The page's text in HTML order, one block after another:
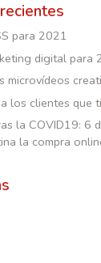
para 2021
digital para
microvídeos
los clientes que
la COVID19: 6
la compra